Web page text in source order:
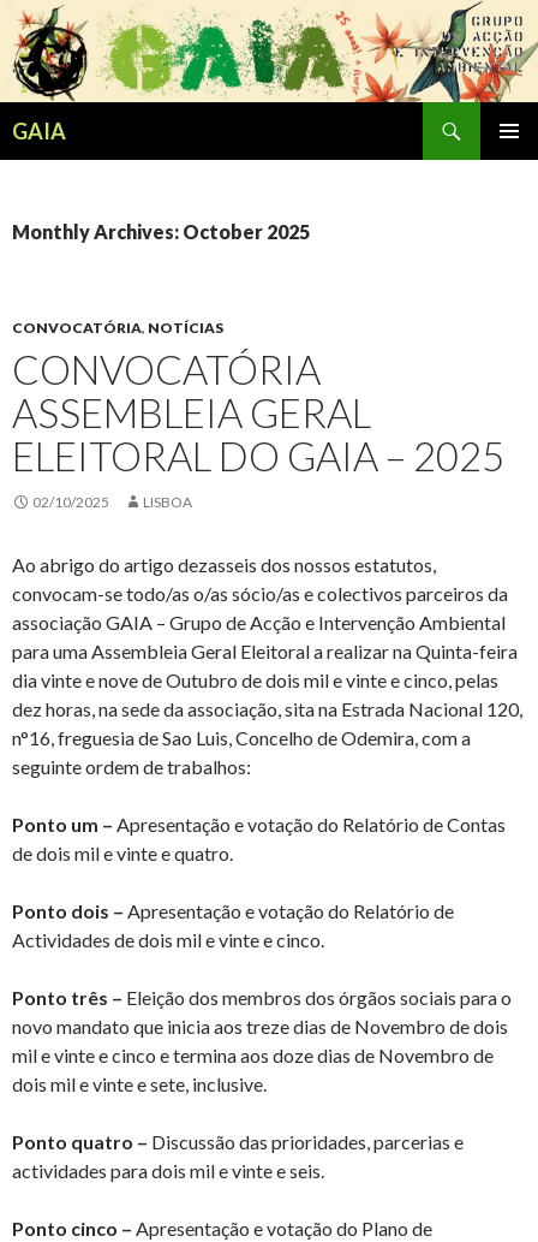
GAIA
Monthly Archives: October 2025
CONVOCATÓRIA, NOTÍCIAS
CONVOCATÓRIA
ASSEMBLEIA GERAL
ELEITORAL DO GAIA – 2025
02/10/2025 LISBOA
Ao abrigo do artigo dezasseis dos nossos estatutos,
convocam-se todo/as o/as sócio/as e colectivos parceiros da
associação GAIA – Grupo de Acção e Intervenção Ambiental
para uma Assembleia Geral Eleitoral a realizar na Quinta-feira
dia vinte e nove de Outubro de dois mil e vinte e cinco, pelas
dez horas, na sede da associação, sita na Estrada Nacional 120,
n°16, freguesia de Sao Luis, Concelho de Odemira, com a
seguinte ordem de trabalhos:
Ponto um – Apresentação e votação do Relatório de Contas
de dois mil e vinte e quatro.
Ponto dois – Apresentação e votação do Relatório de
Actividades de dois mil e vinte e cinco.
Ponto três – Eleição dos membros dos órgãos sociais para o
novo mandato que inicia aos treze dias de Novembro de dois
mil e vinte e cinco e termina aos doze dias de Novembro de
dois mil e vinte e sete, inclusive.
Ponto quatro – Discussão das prioridades, parcerias e
actividades para dois mil e vinte e seis.
Ponto cinco – Apresentação e votação do Plano de